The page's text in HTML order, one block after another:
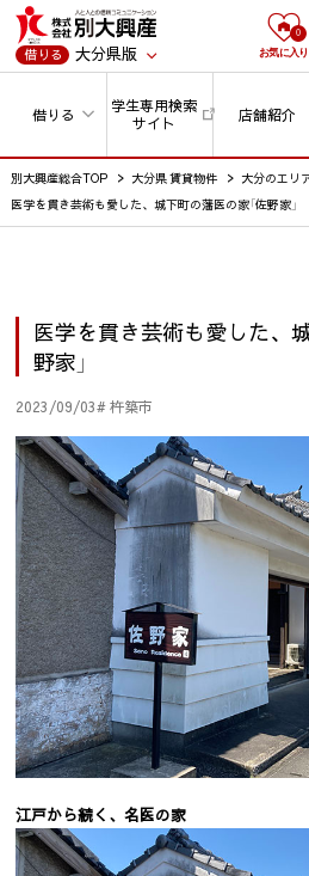
借りる 大分県版
0
お気に入り
借りる
学生専用検索
サイト
店舗紹介
別大興産総合TOP 大分県 賃貸物件
大分のエリ
医学を貫き芸術も愛した、城下町の藩医の家「佐野家」
医学を貫き芸術も愛した、
野家」
2023/09/03# 杵築市
江戸から続く、名医の家